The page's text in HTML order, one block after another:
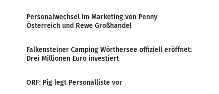
Personalwechsel im Marketing von Penny
Österreich und Rewe Großhandel
Falkensteiner Camping Wörthersee offiziell eröffnet:
Drei Millionen Euro investiert
ORF: Pig legt Personalliste vor